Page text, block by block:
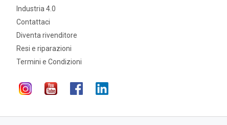
Industria 4.0
Contattaci
Diventa rivenditore
Resi e riparazioni
Termini e Condizioni